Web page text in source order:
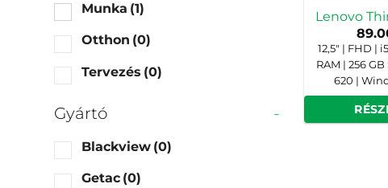
Munka (1)
Otthon (0)
Tervezés (0)
Gyártó -
Blackview (0)
Getac (0)
Lenovo
12,5" | FHD |
RAM | 256
620 |